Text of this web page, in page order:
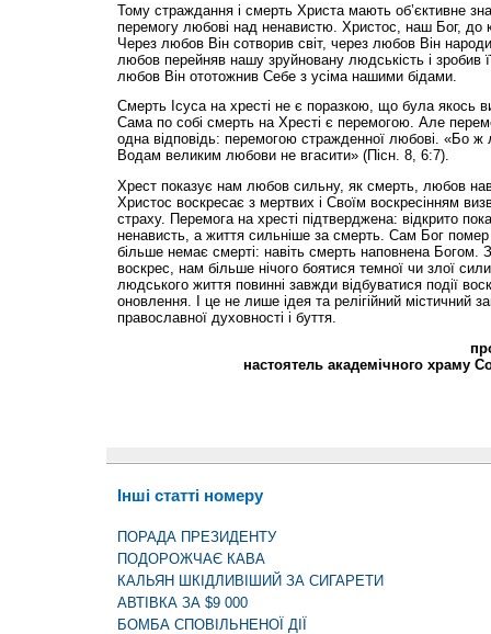
Тому страждання і смерть Христа мають об’єктивне
перемогу любові над ненавистю. Христос, наш Бог, до
Через любов Він сотворив світ, через любов Він
любов перейняв нашу зруйновану людськість і
любов Він ототожнив Себе з усіма нашими бідами.
Смерть Ісуса на хресті не є поразкою, що була якось
Сама по собі смерть на Хресті є перемогою. Але
одна відповідь: перемогою стражденної любові. «Бо
Водам великим любови не вгасити» (Пісн. 8, 6:7).
Хрест показує нам любов сильну, як смерть, любов
Христос воскресає з мертвих і Своїм воскресінням
страху. Перемога на хресті підтверджена: відкрито
ненависть, а життя сильніше за смерть. Сам Бог помер
більше немає смерті: навіть смерть наповнена
воскрес, нам більше нічого боятися темної чи злої сили
людського життя повинні завжди відбуватися події
оновлення. І це не лише ідея та релігійний містичний
православної духовності і буття.
настоятель академічного храму
Інші статті номеру
ПОРАДА ПРЕЗИДЕНТУ
ПОДОРОЖЧАЄ КАВА
КАЛЬЯН ШКІДЛИВІШИЙ ЗА СИГАРЕТИ
АВТІВКА ЗА $9 000
БОМБА СПОВІЛЬНЕНОЇ ДІЇ